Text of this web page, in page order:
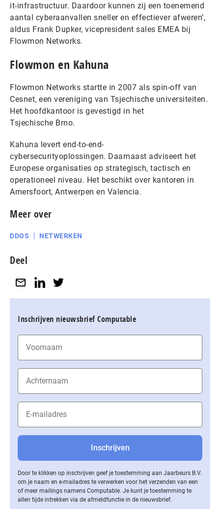
it-infrastructuur. Daardoor kunnen zij een toenemend
aantal cyberaanvallen sneller en effectiever afweren’,
aldus Frank Dupker, vicepresident sales EMEA bij
Flowmon Networks.
Flowmon en Kahuna
Flowmon Networks startte in 2007 als spin-off van
Cesnet, een vereniging van Tsjechische universiteiten.
Het hoofdkantoor is gevestigd in het
Tsjechische Brno.
Kahuna levert end-to-end-
cybersecurityoplossingen. Daarnaast adviseert het
Europese organisaties op strategisch, tactisch en
operationeel niveau. Het beschikt over kantoren in
Amersfoort, Antwerpen en Valencia.
Meer over
DDOS NETWERKEN
Deel
Inschrijven nieuwsbrief Computable
Door te klikken op inschrijven geef je toestemming aan Jaarbeurs B.V.
om je naam en e-mailadres te verwerken voor het verzenden van een
of meer mailings namens Computable. Je kunt je toestemming te
allen tijde intrekken via de af­meld­func­tie in de nieuwsbrief.